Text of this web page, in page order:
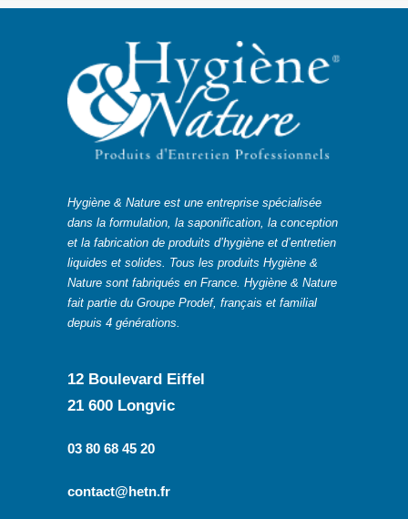
Hygiène & Nature est une entreprise spécialisée
dans la formulation, la saponification, la conception
et la fabrication de produits d’hygiène et d’entretien
liquides et solides. Tous les produits Hygiène &
Nature sont fabriqués en France. Hygiène & Nature
fait partie du Groupe Prodef, français et familial
depuis 4 générations.
12 Boulevard Eiffel
21 600 Longvic
03 80 68 45 20
contact@hetn.fr